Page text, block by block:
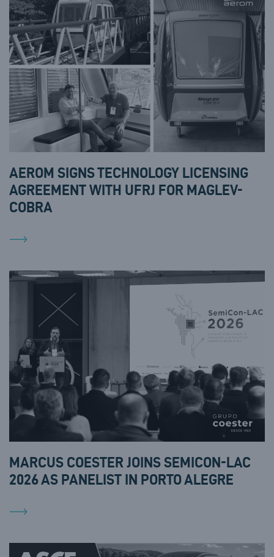
AEROM SIGNS TECHNOLOGY LICENSING
AGREEMENT WITH UFRJ FOR MAGLEV-
COBRA
MARCUS COESTER JOINS SEMICON-LAC
2026 AS PANELIST IN PORTO ALEGRE